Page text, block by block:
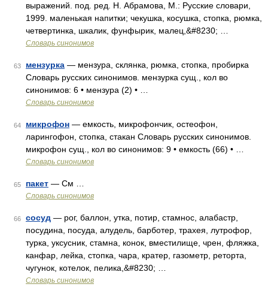
выражений. под. ред. Н. Абрамова, М.: Русские словари,
1999. маленькая напитки; чекушка, косушка, стопка, рюмка,
четвертинка, шкалик, фунфырик, малец,&#8230; …
Словарь синонимов
63 мензурка — мензура, склянка, рюмка, стопка, пробирка
Словарь русских синонимов. мензурка сущ., кол во
синонимов: 6 • мензура (2) • …
Словарь синонимов
64 микрофон — емкость, микрофончик, остеофон,
ларингофон, стопка, стакан Словарь русских синонимов.
микрофон сущ., кол во синонимов: 9 • емкость (66) • …
Словарь синонимов
65 пакет — См …
Словарь синонимов
66 сосуд — рог, баллон, утка, потир, стамнос, алабастр,
посудина, посуда, алудель, барботер, трахея, лутрофор,
турка, уксусник, стамна, конок, вместилище, чрен, фляжка,
канфар, лейка, стопка, чара, кратер, газометр, реторта,
чугунок, котелок, пелика,&#8230; …
Словарь синонимов